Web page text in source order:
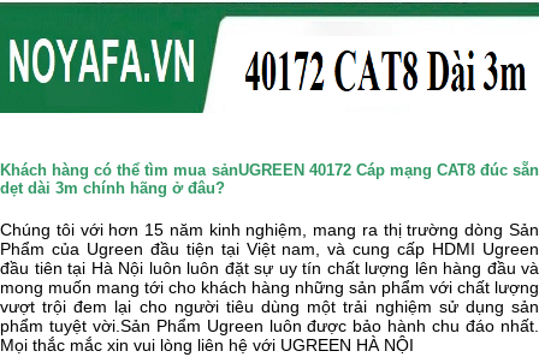
Khách hàng có thể tìm mua sảnUGREEN 40172 Cáp mạng CAT8 đúc sẵn
dẹt dài 3m chính hãng ở đâu?
Chúng tôi với hơn 15 năm kinh nghiệm, mang ra thị trường dòng Sản
Phẩm của Ugreen đầu tiện tại Việt nam, và cung cấp HDMI Ugreen
đầu tiên tại Hà Nội luôn luôn đặt sự uy tín chất lượng lên hàng đầu và
mong muốn mang tới cho khách hàng những sản phẩm với chất lượng
vượt trội đem lại cho người tiêu dùng một trải nghiệm sử dụng sản
phẩm tuyệt vời.Sản Phẩm Ugreen luôn được bảo hành chu đáo nhất.
Mọi thắc mắc xin vui lòng liên hệ với UGREEN HÀ NỘI